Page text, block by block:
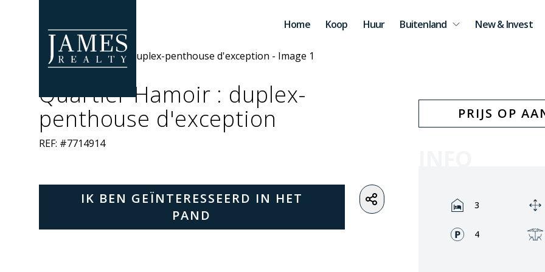
Home
Koop Huur Buitenland New & Invest
Quartier Hamoir : duplex-
penthouse d'exception
REF: #7714914
IK BEN GEÏNTERESSEERD IN HET
PAND
PRIJS OP
Rooms:
3
Fronts:
4